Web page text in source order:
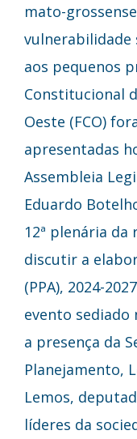
mato-
vulnerabilidade
aos pequenos
Constitucional
Oeste (FCO)
apresentadas
Assembleia
Eduardo
12ª plenária
discutir a
(PPA), 2024-
evento sediado
a presença da
Planejamento,
Lemos,
líderes da